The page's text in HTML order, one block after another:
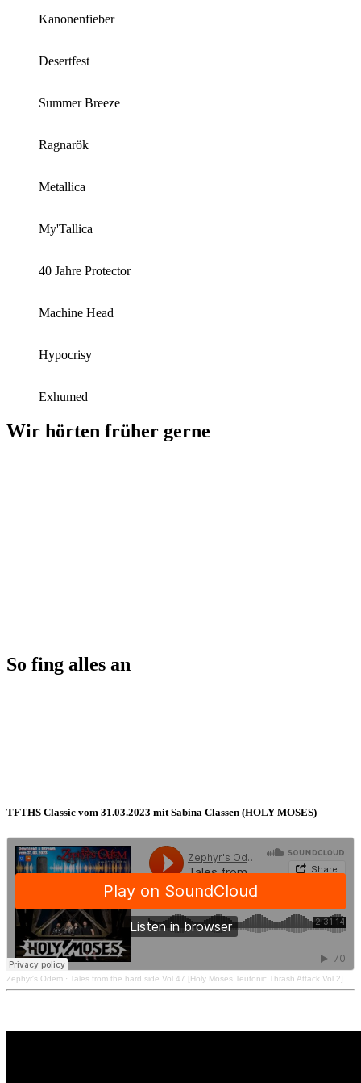
Kanonenfieber
Desertfest
Summer Breeze
Ragnarök
Metallica
My'Tallica
40 Jahre Protector
Machine Head
Hypocrisy
Exhumed
Wir hörten früher gerne
So fing alles an
TFTHS Classic vom 31.03.2023 mit Sabina Classen (HOLY MOSES)
Zephyr's Odem · Tales from the hard side Vol.47 [Holy Moses Teutonic Thrash Attack Vol.2]